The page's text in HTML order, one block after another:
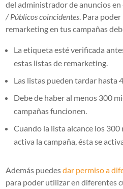
del administrador de anuncios
/ Públicos coincidentes. Para poder
remarketing en tus campañas
La etiqueta esté verificada
estas listas de remarketing.
Las listas pueden tardar hasta
Debe de haber al menos 300
campañas funcionen.
Cuando la lista alcance los
activa la campaña, ésta se
Además puedesdar permiso a
para poder utilizar en diferentes